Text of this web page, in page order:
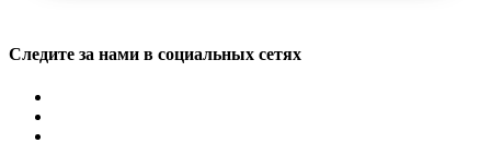
Следите за нами в социальных сетях